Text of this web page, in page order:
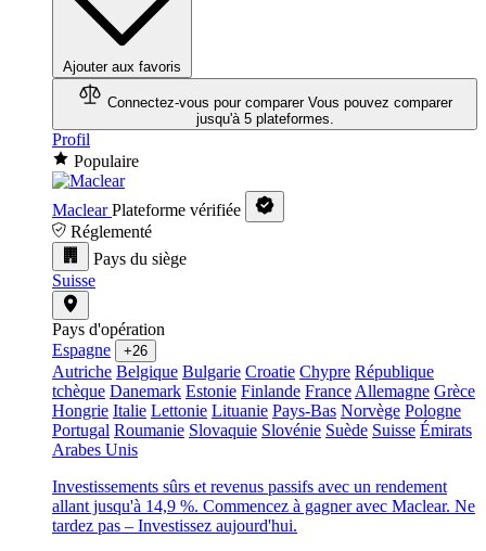
Ajouter aux favoris
Connectez-vous pour comparer Vous pouvez comparer
jusqu'à 5 plateformes.
Profil
Populaire
Maclear Plateforme vérifiée
Réglementé
Pays du siège
Suisse
Pays d'opération
Espagne
+26
Autriche Belgique Bulgarie Croatie Chypre République
tchèque Danemark Estonie Finlande France Allemagne Grèce
Hongrie Italie Lettonie Lituanie Pays-Bas Norvège Pologne
Portugal Roumanie Slovaquie Slovénie Suède Suisse Émirats
Arabes Unis
Investissements sûrs et revenus passifs avec un rendement
allant jusqu'à 14,9 %. Commencez à gagner avec Maclear. Ne
tardez pas – Investissez aujourd'hui.